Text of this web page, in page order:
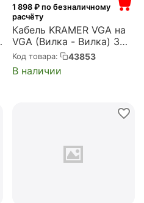
1 898₽ по безналичному
расчёту
Кабель KRAMER VGA на
VGA (Вилка - Вилка) 3
метра (C-GM/GM-10)
Код товара: 43853
В наличии